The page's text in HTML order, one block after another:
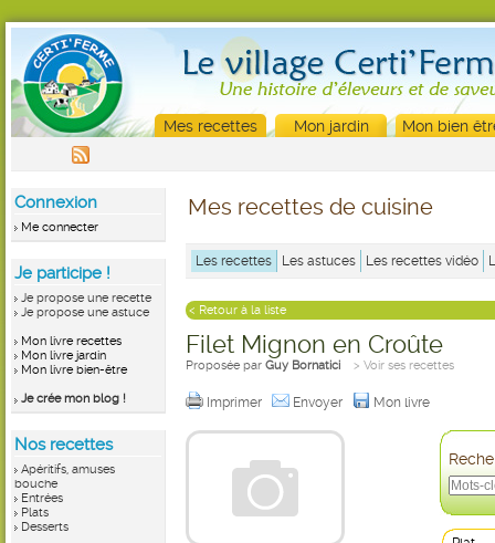
Mes recettes Mon jardin Mon bien
Connexion
Me connecter
Je participe !
Je propose une recette
Je propose une astuce
Mon livre recettes
Mon livre jardin
Mon livre bien-être
Je crée mon blog !
Nos recettes
Apéritifs, amuses
bouche
Entrées
Plats
Desserts
Mes recettes de cuisine
Les recettes Les astuces Les recettes vidéo
< Retour à la liste
Filet Mignon en Croûte
Proposée par Guy Bornatici > Voir ses recettes
Imprimer Envoyer Mon livre